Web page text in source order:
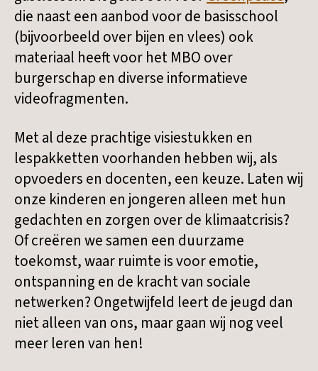
die naast een aanbod voor de basisschool
(bijvoorbeeld over bijen en vlees) ook
materiaal heeft voor het MBO over
burgerschap en diverse informatieve
videofragmenten.
Met al deze prachtige visiestukken en
lespakketten voorhanden hebben wij, als
opvoeders en docenten, een keuze. Laten wij
onze kinderen en jongeren alleen met hun
gedachten en zorgen over de klimaatcrisis?
Of creëren we samen een duurzame
toekomst, waar ruimte is voor emotie,
ontspanning en de kracht van sociale
netwerken? Ongetwijfeld leert de jeugd dan
niet alleen van ons, maar gaan wij nog veel
meer leren van hen!